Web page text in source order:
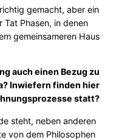
gemacht, aber ein
Tat Phasen, in denen
gemeinsameren Haus
auch einen Bezug zu
Inwiefern finden hier
statt?
steht, neben anderen
von dem Philosophen